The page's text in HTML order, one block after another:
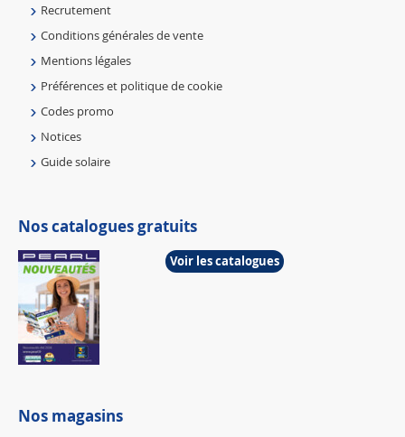
Recrutement
Conditions générales de vente
Mentions légales
Préférences et politique de cookie
Codes promo
Notices
Guide solaire
Nos catalogues gratuits
Voir les catalogues
Nos magasins